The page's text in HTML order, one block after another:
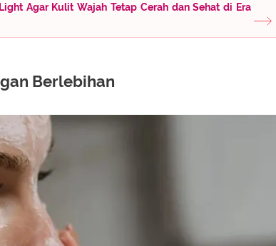
Agar Kulit Wajah Tetap Cerah dan Sehat di Era
Berlebihan